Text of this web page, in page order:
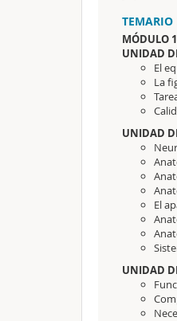
TEMARIO
MÓDULO
UNIDAD
El
La
UNIDAD
El
UNIDAD